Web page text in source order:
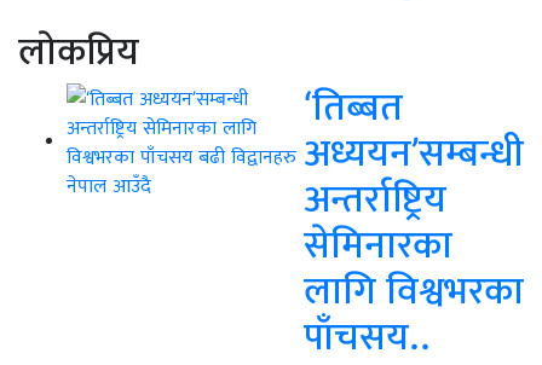
लाेकप्रिय
‘तिब्बत
अध्ययन’सम्बन्धी
अन्तर्राष्ट्रिय
सेमिनारका
लागि विश्वभरका
पाँचसय..